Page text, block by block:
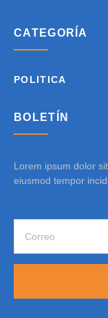
CATEGORÍA
POLITICA
BOLETÍN
Lorem ipsum dolor
eiusmod tempor